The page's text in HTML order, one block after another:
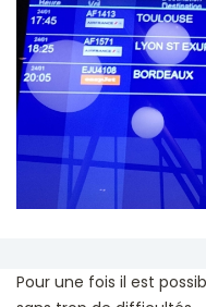
Pour une fois il est